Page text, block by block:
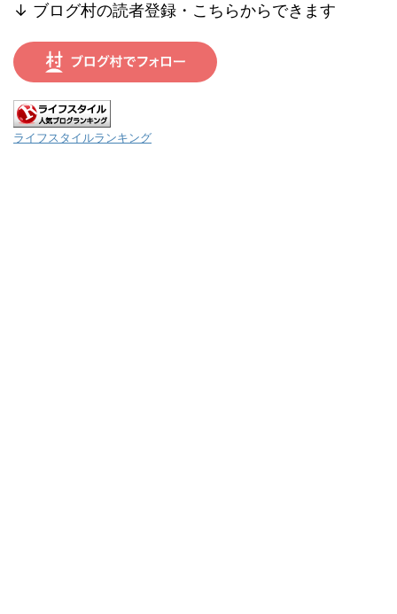
↓ ブログ村の読者登録・こちらからできます
ライフスタイルランキング